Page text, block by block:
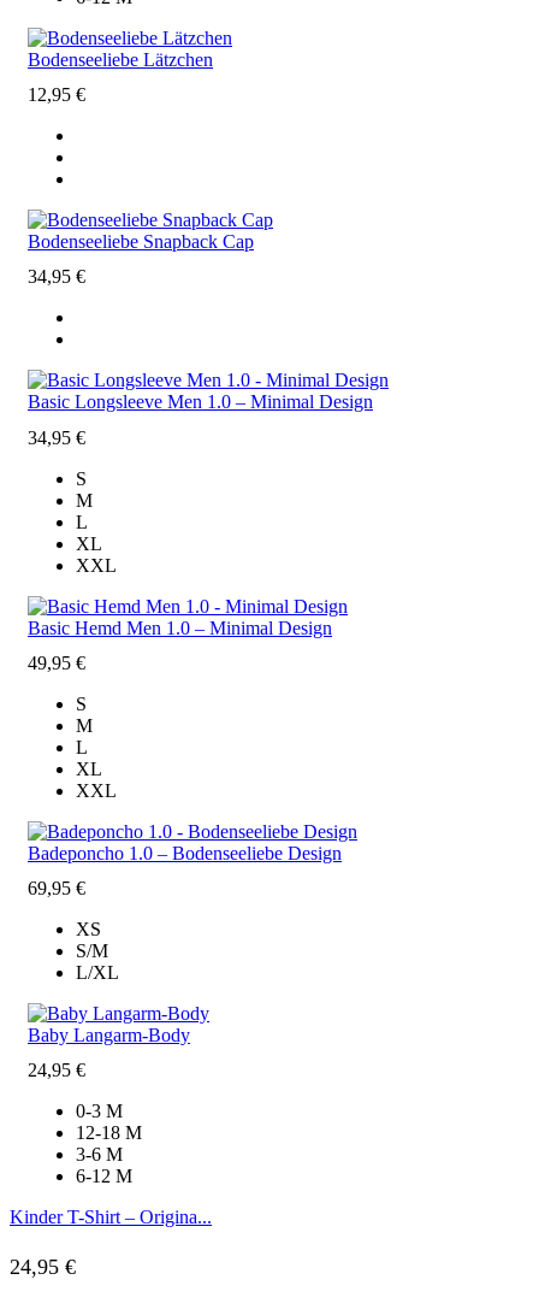
Bodenseeliebe Lätzchen
12,95 €
Bodenseeliebe Snapback Cap
34,95 €
Basic Longsleeve Men 1.0 – Minimal Design
34,95 €
S
M
L
XL
XXL
Basic Hemd Men 1.0 – Minimal Design
49,95 €
S
M
L
XL
XXL
Badeponcho 1.0 – Bodenseeliebe Design
69,95 €
XS
S/M
L/XL
Baby Langarm-Body
24,95 €
0-3 M
12-18 M
3-6 M
6-12 M
Kinder T-Shirt – Origina...
24,95 €